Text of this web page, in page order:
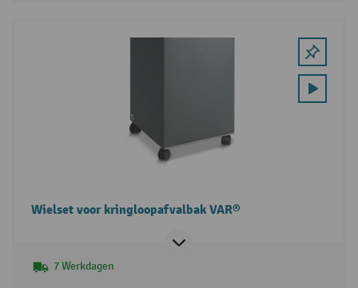
Wielset voor kringloopafvalbak VAR®
7 Werkdagen